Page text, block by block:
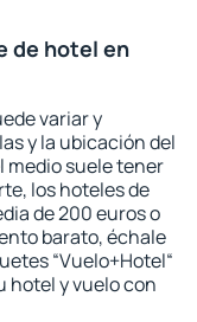
de hotel en
variar y
y la ubicación del
medio suele tener
los hoteles de
de 200 euros o
barato, échale
“Vuelo+Hotel“
hotel y vuelo con